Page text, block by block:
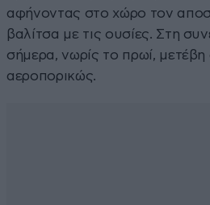
αφήνοντας στο χώρο τον
βαλίτσα με τις ουσίες. Στη
σήμερα, νωρίς το πρωί,
αεροπορικώς.